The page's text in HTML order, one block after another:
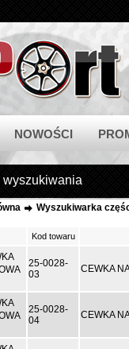
NOWOŚCI
wyszukiwania
Wyszukiwarka
Kod towaru
25-0028-
03
CEWKA
25-0028-
04
CEWKA